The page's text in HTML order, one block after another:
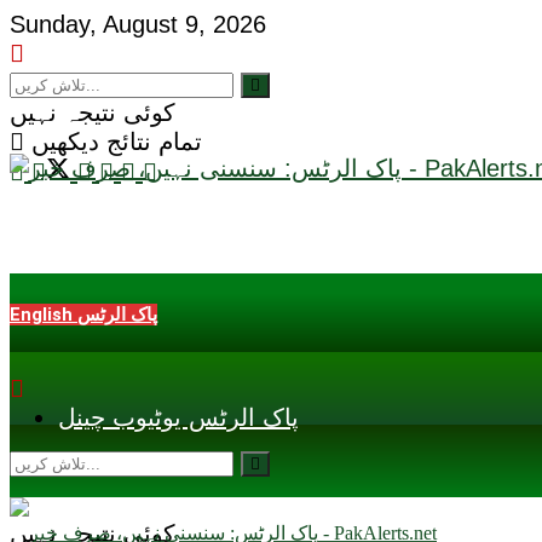
Sunday, August 9, 2026
کوئی نتیجہ نہیں
تمام نتائج دیکھیں
English پاک الرٹس
پاک الرٹس یوٹیوب چینل
کوئی نتیجہ نہیں